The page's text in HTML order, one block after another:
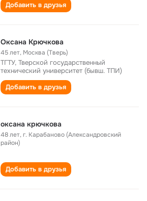
Добавить в друзья
Оксана Крючкова
45 лет, Москва (Тверь)
ТГТУ, Тверской государственный
технический университет (бывш. ТПИ)
Добавить в друзья
оксана крючкова
48 лет,г. Карабаново (Александровский
район)
Добавить в друзья